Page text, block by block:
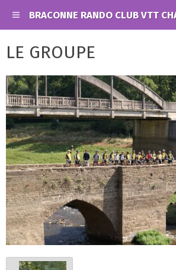
BRACONNE RANDO CLUB VTT
LE GROUPE